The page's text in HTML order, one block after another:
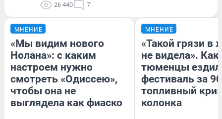
26 440 7
МНЕНИЕ
«Мы видим нового
Нолана»: с каким
настроем нужно
смотреть «Одиссею»,
чтобы она не
выглядела как фиаско
МНЕНИЕ
«Такой грязи в
не видела». Как
тюменцы
фестиваль за
топливный
колонка